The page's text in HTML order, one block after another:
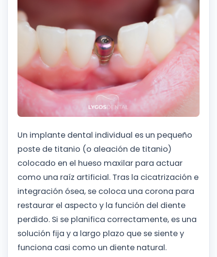
Un implante dental individual es un pequeño
poste de titanio (o aleación de titanio)
colocado en el hueso maxilar para actuar
como una raíz artificial. Tras la cicatrización e
integración ósea, se coloca una corona para
restaurar el aspecto y la función del diente
perdido. Si se planifica correctamente, es una
solución fija y a largo plazo que se siente y
funciona casi como un diente natural.